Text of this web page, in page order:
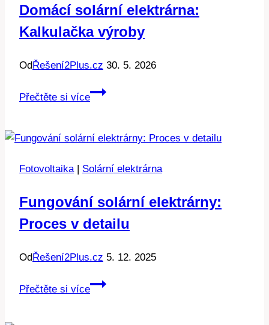
Domácí solární elektrárna:
Kalkulačka výroby
Od Řešení2Plus.cz 30. 5. 2026
Přečtěte si více
Domácí
Kalkulačka
Fotovoltaika| Solární elektrárna
Fungování solární elektrárny:
Proces v detailu
Od Řešení2Plus.cz 5. 12. 2025
Přečtěte si více
Fungování